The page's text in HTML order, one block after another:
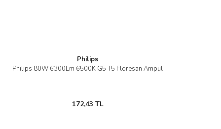
Philips
Philips 80W 6300Lm 6500K G5 T5 Floresan Ampul
172,43 TL